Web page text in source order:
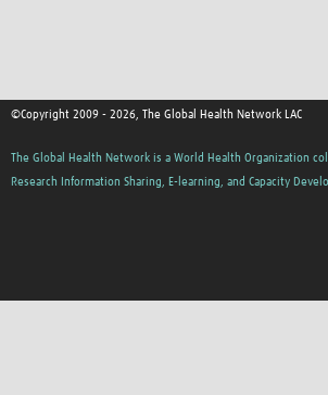
©Copyright 2009 - 2026, The Global Health Network LAC
The Global Health Network is a World Health Organization
Research Information Sharing, E-learning, and Capacity